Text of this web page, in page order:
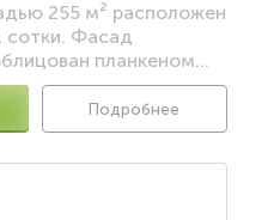
255 м² расположен
сотки. Фасад
планкеном...
Подробнее